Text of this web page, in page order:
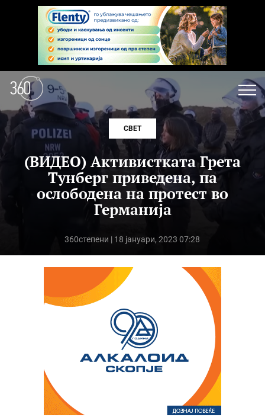
СВЕТ
(ВИДЕО) Активистката Грета
Тунберг приведена, па
ослободена на протест во
Германија
360степени | 18 јануари, 2023 07:28